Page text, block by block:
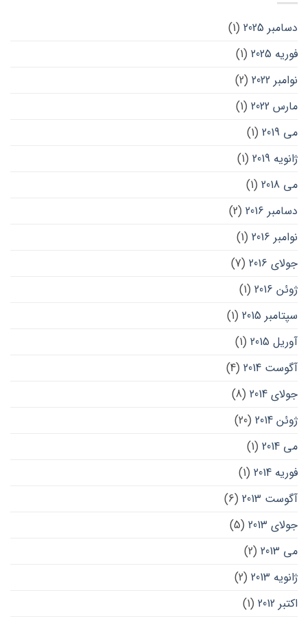
دسامبر 2025
(1)
فوریه 2025
(1)
نوامبر 2022
(2)
مارس 2022
(1)
می 2019
(1)
ژانویه 2019
(1)
می 2018
(1)
دسامبر 2016
(2)
نوامبر 2016
(1)
جولای 2016
(7)
ژوئن 2016
(1)
سپتامبر 2015
(1)
آوریل 2015
(1)
آگوست 2014
(4)
جولای 2014
(8)
ژوئن 2014
(20)
می 2014
(1)
فوریه 2014
(1)
آگوست 2013
(6)
جولای 2013
(5)
می 2013
(2)
ژانویه 2013
(2)
اکتبر 2012
(1)